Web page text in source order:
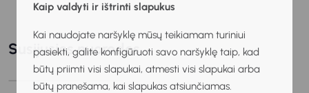
Kaip valdyti ir ištrinti slapukus
Kai naudojate naršyklę mūsų teikiamam turiniui
pasiekti, galite konfigūruoti savo naršyklę taip, kad
būtų priimti visi slapukai, atmesti visi slapukai arba
būtų pranešama, kai slapukas atsiunčiamas.
Susijusios nuorodos